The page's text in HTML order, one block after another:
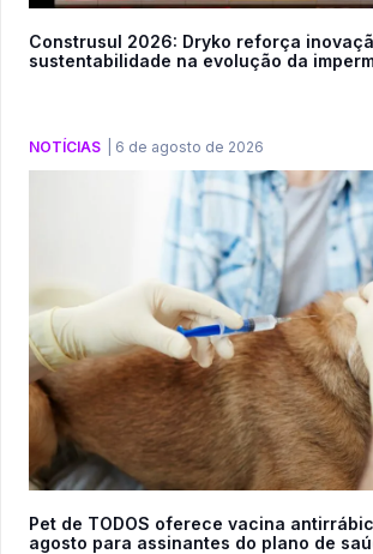
Construsul 2026: Dryko reforça
sustentabilidade na evolução da
NOTÍCIAS 6 de agosto de 2026
Pet de TODOS oferece vacina
agosto para assinantes do plano de